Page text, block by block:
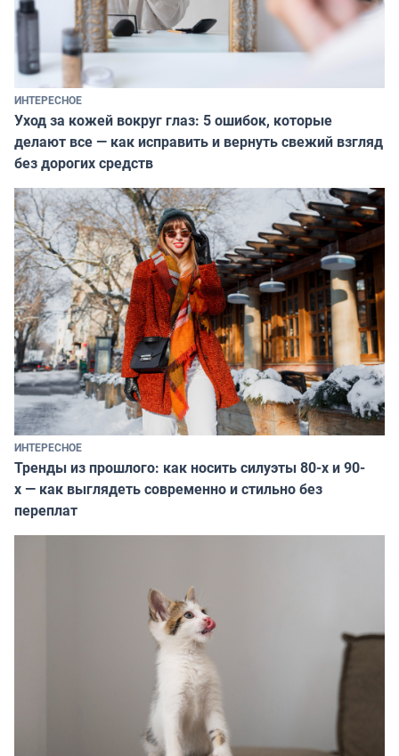
ИНТЕРЕСНОЕ
Уход за кожей вокруг глаз: 5 ошибок, которые
делают все — как исправить и вернуть свежий взгляд
без дорогих средств
ИНТЕРЕСНОЕ
Тренды из прошлого: как носить силуэты 80-х и 90-
х — как выглядеть современно и стильно без
переплат